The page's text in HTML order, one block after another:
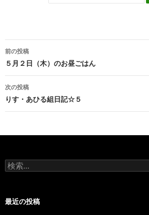
投
稿
ナ
ゲ
シ
ン
前の投稿
５月２日（木）のお昼ごはん
次の投稿
りす・あひる組日記☆５
検
索
最近の投稿